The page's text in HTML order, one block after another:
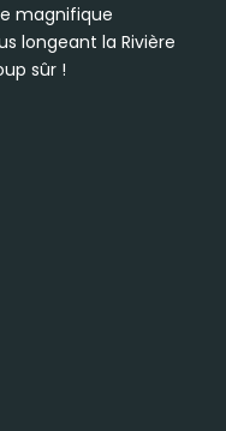
magnifique
longeant la Rivière
sûr !